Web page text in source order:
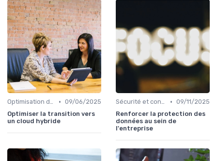
Optimisation des infrastructures IT • 09/06/2025
Optimiser la transition vers
un cloud hybride
Sécurité et conformité • 09/11/2025
Renforcer la protection des
données au sein de
l'entreprise